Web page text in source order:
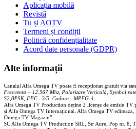
Aplicația mobilă
Revistă
Tu și AOTV
Termeni și condiții
Politică confidențialitate
Acord date personale (GDPR)
Alte informații
Canalul Alfa Omega TV poate fi recepționat gratuit via
Frecventa – 12.567 Mhz, Polarizare Verticală, Symbol
S2,8PSK, FEC - 3/5, Codare - MPEG-4
Alfa Omega TV Production deține 2 licențe de emisie TV
și Alfa Omega TV Internațional. Alfa Omega TV
Omega TV Magazin".
SC Alfa Omega TV Production SRL, Str Aurel Pop nr. 8,